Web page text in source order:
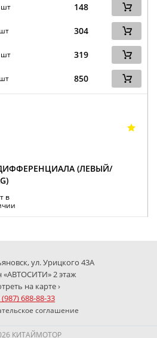
148
304
319
850
(ЛЕВЫЙ/
в
ул. Урицкого 43А
«АВТОСИТИ» 2 этаж
на карте ›
(987) 688-88-33
соглашение
КИТАЙМОТОР